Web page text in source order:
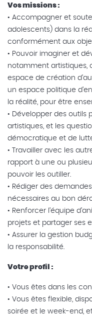
Vos missions :
• Accompagner et
adolescents) dans la
conformément aux
• Pouvoir imaginer et
notamment artistiques,
espace de création
un espace politique
la réalité, pour être
• Développer des outils
artistiques, et les
démocratique et de
• Travailler avec les
rapport à une ou
pouvoir les outiller.
• Rédiger des
nécessaires au bon
• Renforcer l’équipe
projets et partager ses
• Assurer la gestion
la responsabilité.
Votre profil :
• Vous êtes dans les
• Vous êtes flexible,
soirée et le week-end,